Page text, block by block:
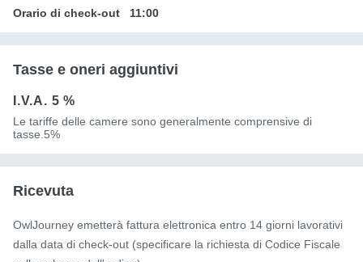
Orario di check-out 11:00
Tasse e oneri aggiuntivi
I.V.A. 5 %
Le tariffe delle camere sono generalmente comprensive di
tasse.5%
Ricevuta
OwlJourney emetterà fattura elettronica entro 14 giorni lavorativi
dalla data di check-out (specificare la richiesta di Codice Fiscale